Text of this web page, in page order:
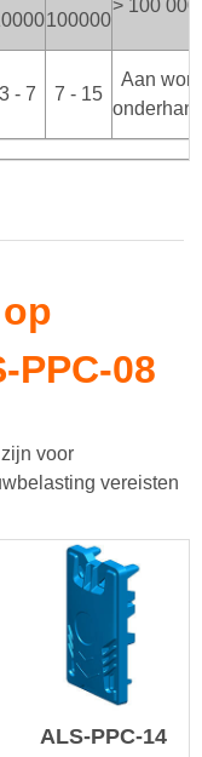
100000
> 100 000
3 - 7 7 - 15
Aan
PPC-08
voor
vereisten
ALS-PPC-14